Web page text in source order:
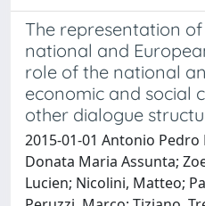
The representation
national and
role of the national
economic and social
other dialogue
2015-01-01 Antonio
Donata Maria Assunta;
Lucien; Nicolini, Matteo;